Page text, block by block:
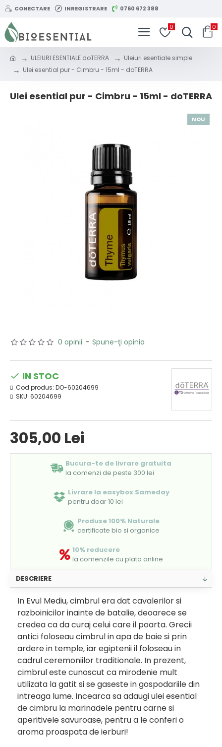
CONECTARE INREGISTRARE 0760 672 388
0 0
ULEIURI ESENTIALE doTERRA
Uleiuri esentiale simple
Ulei esential pur - Cimbru - 15ml - doTERRA
Ulei esential pur - Cimbru - 15ml - doTERRA
NOU
0 opinii - Spune-ţi opinia
305,00 Lei
IN STOC
Cod produs: DO-60204699
SKU: 60204699
Bucura-te de livrare gratuita
la comenzi de peste 300 lei
Livrare la easybox Sameday
pentru doar 10 lei
Produse 100% Naturale
certificate bio si organice
10% reducere
la comenzile cu plata online
DESCRIERE
In Evul Mediu, cimbrul era dat cavalerilor si
razboinicilor inainte de batalie, deoarece se
credea ca da curaj celui care il poarta. Grecii
antici foloseau cimbrul in apa de baie si prin
ardere in temple, iar egiptenii il foloseau in
cadrul ceremoniilor traditionale. In prezent,
cimbrul este cunoscut ca mirodenie mult
utilizata la gatit si se gaseste in gospodariile din
intreaga lume. Incearca sa adaugi ulei esential
de cimbru la marinadele pentru carne si
aperitivele savuroase, pentru a le conferi o
aroma proaspata de ierburi!